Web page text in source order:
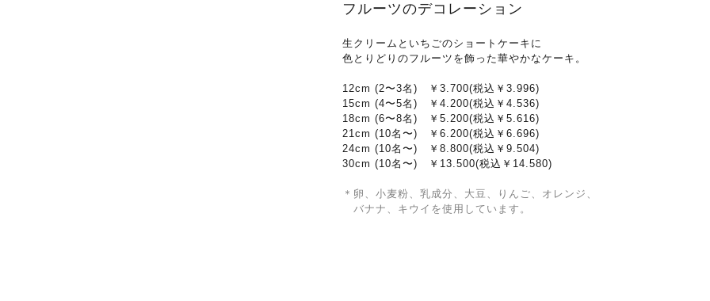
フルーツのデコレーション
生クリームといちごのショートケーキに
色とりどりのフルーツを飾った華やかなケーキ。
12cm (2〜3名) ￥3.700(税込￥3.996)
15cm (4〜5名) ￥4.200(税込￥4.536)
18cm (6〜8名) ￥5.200(税込￥5.616)
21cm (10名〜) ￥6.200(税込￥6.696)
24cm (10名〜) ￥8.800(税込￥9.504)
30cm (10名〜) ￥13.500(税込￥14.580)
＊卵、小麦粉、乳成分、大豆、
りんご、オレンジ、
バナナ、キウイを使用しています。